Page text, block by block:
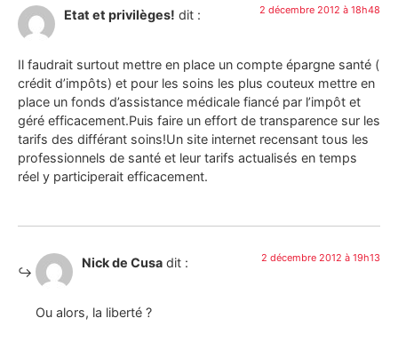
Etat et privilèges! dit : 2 décembre 2012 à 18h48
Il faudrait surtout mettre en place un compte épargne santé (
crédit d’impôts) et pour les soins les plus couteux mettre en
place un fonds d’assistance médicale fiancé par l’impôt et
géré efficacement.Puis faire un effort de transparence sur les
tarifs des différant soins!Un site internet recensant tous les
professionnels de santé et leur tarifs actualisés en temps
réel y participerait efficacement.
Nick de Cusa dit : 2 décembre 2012 à 19h13
Ou alors, la liberté ?